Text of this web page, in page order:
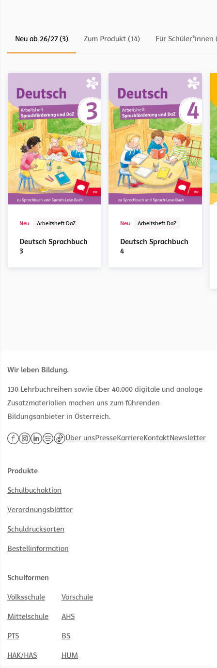
Neu ab 26/27 (3) Zum Produkt (14) Für Schüler*innen
Neu Arbeitsheft DaZ
Deutsch Sprachbuch
3
Neu Arbeitsheft DaZ
Deutsch Sprachbuch
4
2
2
Lesen mit Lina und
2
3
2
Arbeitsblätter zur
3
Arbeitsblätter zur
2
Materialien zur
3
Materialien zur
Wir leben Bildung.
130 Lehrbuchreihen sowie über 40.000 digitale und analoge
Zusatzmaterialien machen uns zum führenden
Bildungsanbieter in Österreich.
Über unsPresseKarriereKontaktNewsletter
Produkte
Schulbuchaktion
Verordnungsblätter
Schuldrucksorten
Bestellinformation
Schulformen
Volksschule Vorschule
Mittelschule AHS
PTS BS
HAK/HAS HUM